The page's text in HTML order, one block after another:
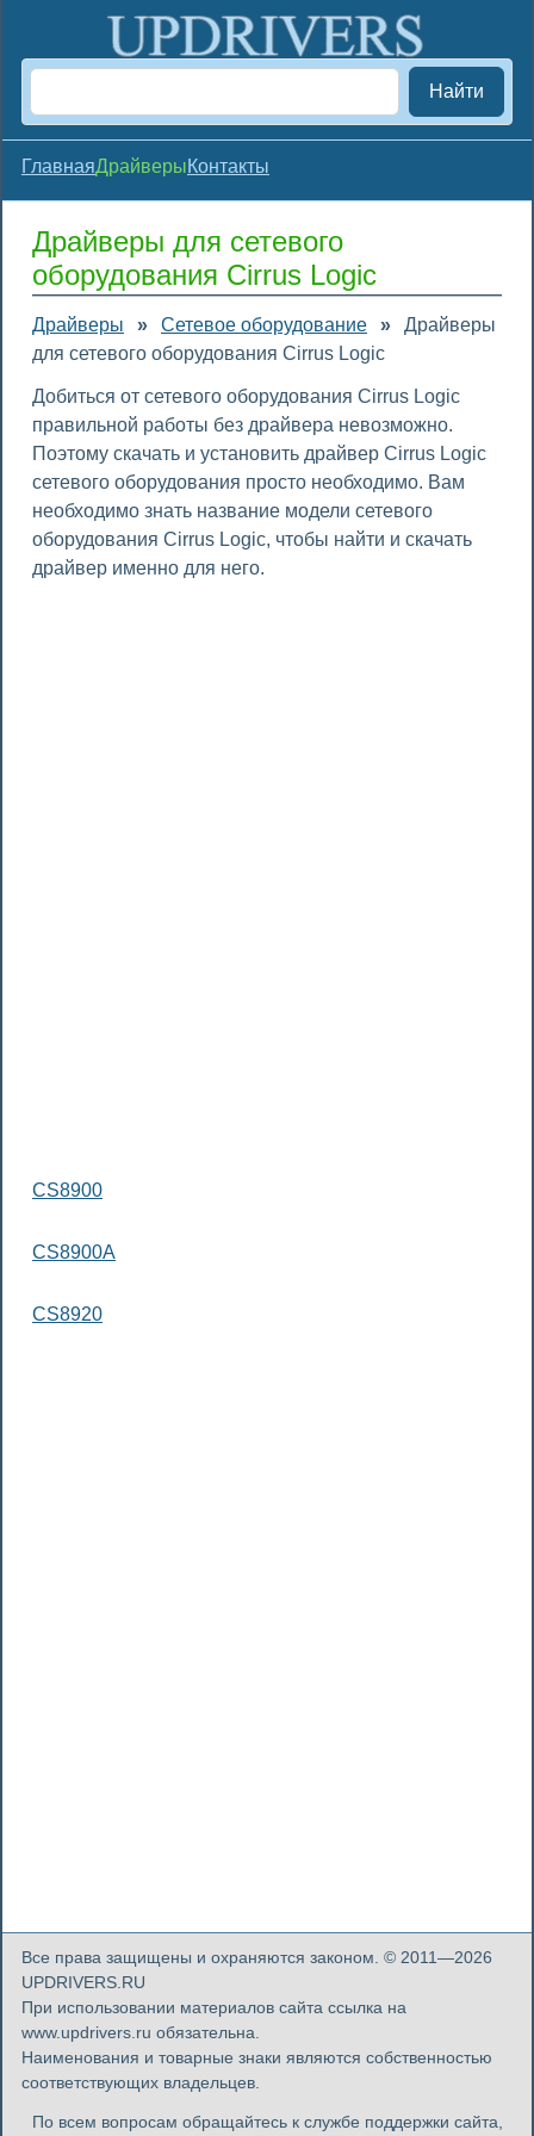
Найти
ГлавнаяДрайверыКонтакты
Драйверы для сетевого
оборудования Cirrus Logic
Драйверы » Сетевое оборудование »
Драйверы
для сетевого оборудования Cirrus Logic
Добиться от сетевого оборудования Cirrus Logic
правильной работы без драйвера невозможно.
Поэтому скачать и установить драйвер Cirrus Logic
сетевого оборудования просто необходимо. Вам
необходимо знать название модели сетевого
оборудования Cirrus Logic, чтобы найти и скачать
драйвер именно для него.
CS8900
CS8900A
CS8920
Все права защищены и охраняются законом. © 2011—2026
UPDRIVERS.RU
При использовании материалов сайта ссылка на
www.updrivers.ru обязательна.
Наименования и товарные знаки являются собственностью
соответствующих владельцев.
По всем вопросам обращайтесь к службе поддержки сайта,